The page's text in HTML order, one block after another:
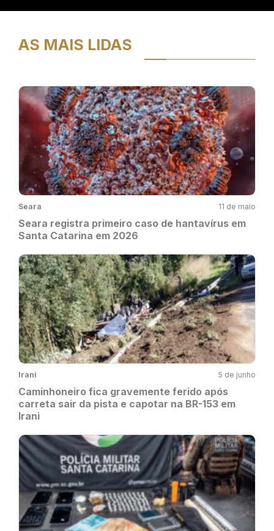
AS MAIS LIDAS
Seara 11 de maio
Seara registra primeiro caso de hantavírus em
Santa Catarina em 2026
Irani 5 de junho
Caminhoneiro fica gravemente ferido após
carreta sair da pista e capotar na BR-153 em
Irani